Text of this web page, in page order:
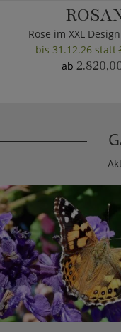
Rose im XXL
bis 31.12.26 statt
ab